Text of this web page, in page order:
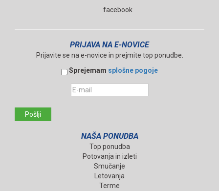
facebook
PRIJAVA NA E-NOVICE
Prijavite se na e-novice in prejmite top ponudbe.
Sprejemam splošne pogoje
Pošlji
NAŠA PONUDBA
Top ponudba
Potovanja in izleti
Smučanje
Letovanja
Terme